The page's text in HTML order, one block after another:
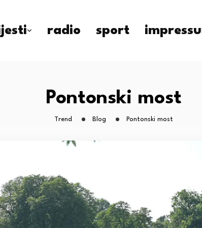
radio sport
Pontonski most
Trend Blog Pontonski most